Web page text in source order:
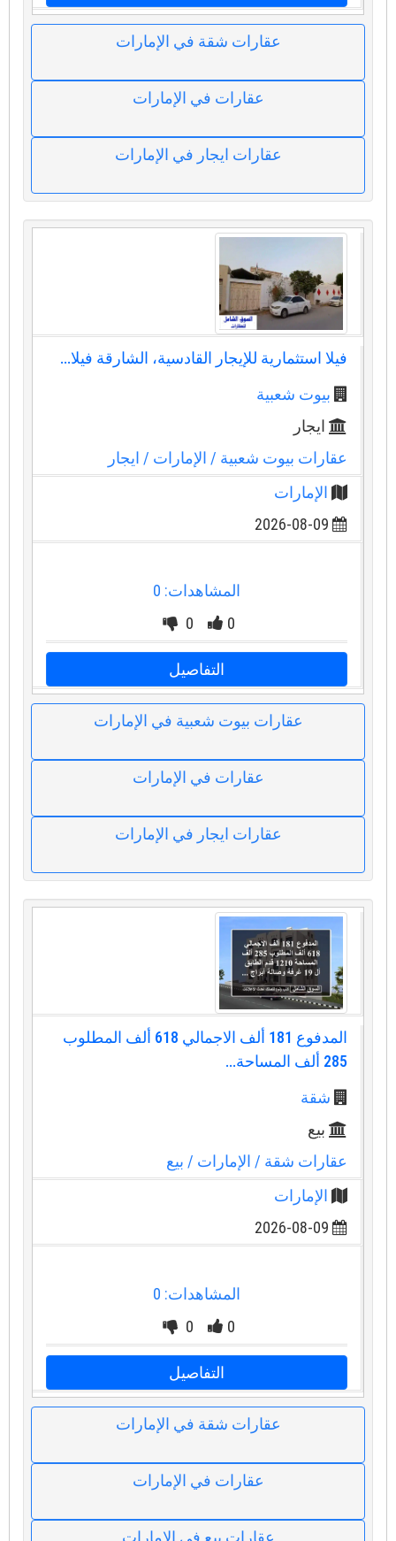
عقارات شقة في الإمارات
عقارات في الإمارات
عقارات ايجار في الإمارات
فيلا استثمارية للإيجار القادسية، الشارقة فيلا...
بيوت شعبية
ايجار
عقارات بيوت شعبية/ الإمارات/ ايجار
الإمارات
2026-08-09
المشاهدات: 0
0
0
التفاصيل
عقارات بيوت شعبية في الإمارات
عقارات في الإمارات
عقارات ايجار في الإمارات
المدفوع 181 ألف الاجمالي 618 ألف المطلوب
285 ألف المساحة...
شقة
بيع
عقارات شقة / الإمارات/ بيع
الإمارات
2026-08-09
المشاهدات: 0
0
0
التفاصيل
عقارات شقة في الإمارات
عقارات في الإمارات
عقارات بيع في الإمارات